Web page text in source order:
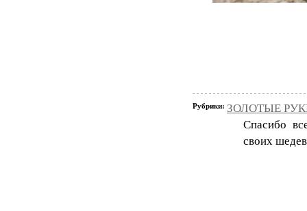
Рубрики: ЗОЛОТЫЕ
Спасибо
своих